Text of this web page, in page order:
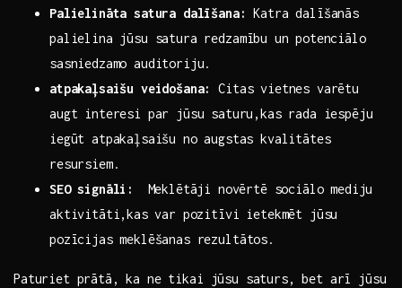
Palielināta​ satura dalīšana: Katra dalīšanās
palielina jūsu satura redzamību⁤ un ‍potenciālo
sasniedzamo auditoriju.
atpakaļsaišu veidošana:
Citas vietnes varētu
augt interesi par ​jūsu⁢ saturu,kas rada​ iespēju
iegūt​ atpakaļsaišu ⁢no augstas kvalitātes
resursiem.
SEO signāli:
⁤ Meklētāji⁢ novērtē sociālo mediju
aktivitāti,kas⁢ var pozitīvi ietekmēt jūsu
pozīcijas meklēšanas rezultātos.
Paturiet prātā, ka ne tikai jūsu saturs, bet arī jūsu